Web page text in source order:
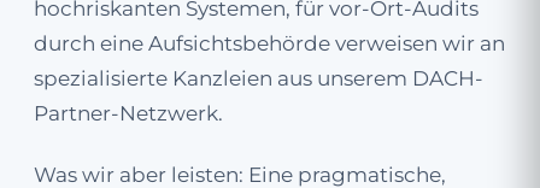
hochriskanten Systemen, für vor-Ort-Audits
durch eine Aufsichtsbehörde verweisen wir an
spezialisierte Kanzleien aus unserem DACH-
Partner-Netzwerk.
Was wir aber leisten: Eine pragmatische,